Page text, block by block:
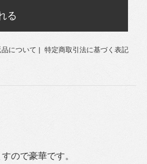
る
品について | 特定商取引法に基づく表記
ので豪華です。